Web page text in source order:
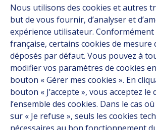
Solutions
Ressources
À propos
Carrière
Contact
Suivez-nous
Linkedin
Nous utilisons des cookies et autres
but de vous fournir, d’analyser et
expérience utilisateur.
française, certains cookies de mesure
déposés par défaut. Vous pouvez à
modifier vos paramètres de cookies
bouton « Gérer mes cookies ». En
bouton « J’accepte », vous acceptez le
l’ensemble des cookies. Dans le cas
sur « Je refuse », seuls les cookies